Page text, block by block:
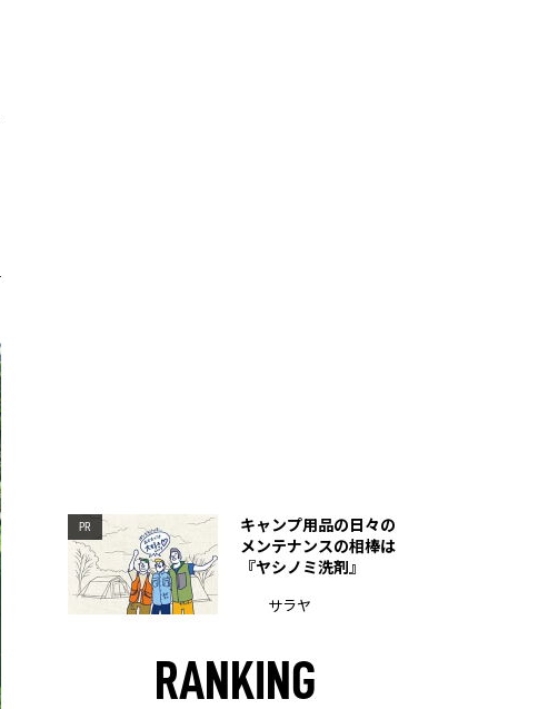
PR
キャンプ用品の日々の
メンテナンスの相棒は
『ヤシノミ洗剤』
サラヤ
RANKING